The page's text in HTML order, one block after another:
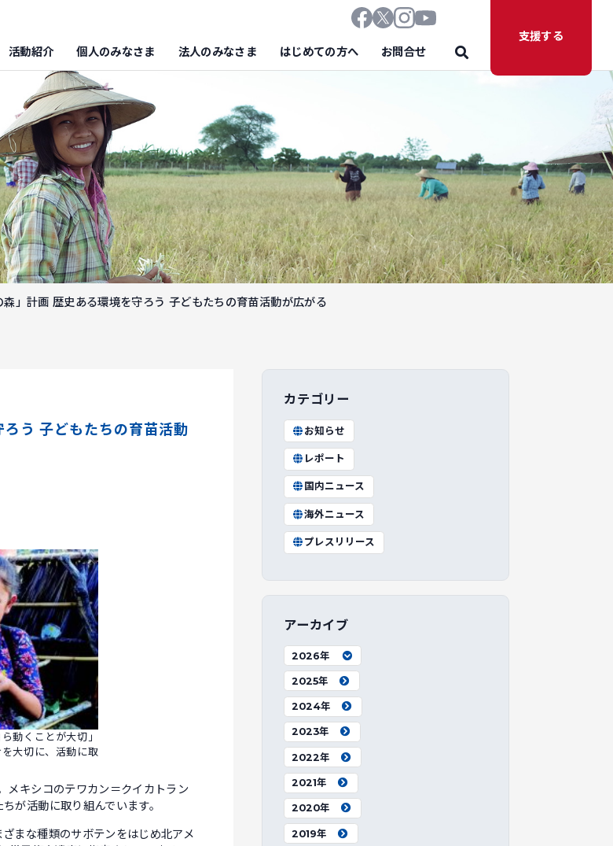
活動紹介 個人のみなさま 法人のみなさま はじめての方へ お問合せ
支援する
森」計画 歴史ある環境を守ろう 子どもたちの育苗活動が広がる
う 子どもたちの育苗活動
動くことが大切」
大切に、活動に取
キシコのテワカン＝クイカトラン
が活動に取り組んでいます。
まな種類のサボテンをはじめ北アメ
カテゴリー
お知らせ
レポート
国内ニュース
海外ニュース
プレスリリース
アーカイブ
2026年
2025年
2024年
2023年
2022年
2021年
2020年
2019年